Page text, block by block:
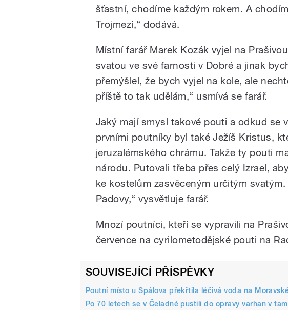
šťastní, chodíme každým rokem. A
Trojmezí,“ dodává.
Místní farář Marek Kozák vyjel na
svatou ve své farnosti v Dobré a jinak
přemýšlel, že bych vyjel na kole, ale
příště to tak udělám,“ usmívá se farář.
Jaký mají smysl takové pouti a odkud se
prvními poutníky byl také Ježíš Kristus,
jeruzalémského chrámu. Takže ty pouti
národu. Putovali třeba přes celý Izrael,
ke kostelům zasvěceným určitým
Padovy,“ vysvětluje farář.
Mnozí poutníci, kteří se vypravili na
července na cyrilometodějské pouti na
SOUVISEJÍCÍ PŘÍSPĚVKY
Poutní místo u Spálova překřtila léčivá voda na
Po 70 letech se v Čeladné pustili do opravy varhan v